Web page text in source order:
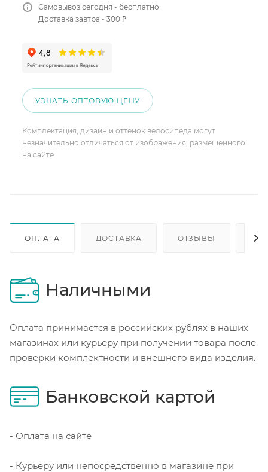
Самовывоз сегодня - бесплатно
Доставка завтра - 300 ₽
УЗНАТЬ ОПТОВУЮ ЦЕНУ
Комплектация, дизайн и оттенок велосипеда могут
незначительно отличаться от изображения, размещенного
на сайте
ОПЛАТА ДОСТАВКА ОТЗЫВЫ
Наличными
Оплата принимается в российских рублях в наших
магазинах или курьеру при получении товара после
проверки комплектности и внешнего вида изделия.
Банковской картой
- Оплата на сайте
- Курьеру или непосредственно в магазине при